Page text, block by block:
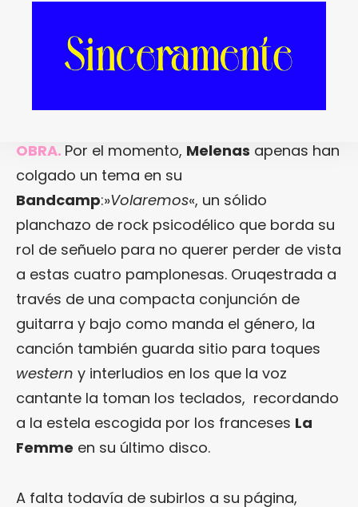
corre a cargo deGuillermo F. Mutiloa
conocido por haber trabajado con los
OBRA. Por el momento, Melenas apenas han
colgado un tema en su
Bandcamp:»Volaremos«, un sólido
planchazo de rock psicodélico que borda su
rol de señuelo para no querer perder de vista
a estas cuatro pamplonesas. Oruqestrada a
través de una compacta conjunción de
guitarra y bajo como manda el género, la
canción también guarda sitio para toques
western y interludios en los que la voz
cantante la toman los teclados, recordando
a la estela escogida por los franceses La
Femme en su último disco.
A falta todavía de subirlos a su página,